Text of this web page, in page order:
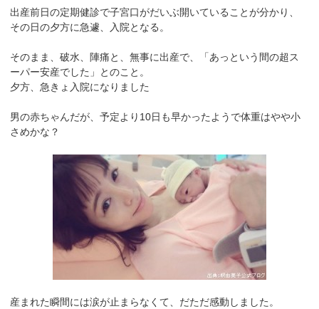
出産前日の定期健診で子宮口がだいぶ開いていることが分かり、
その日の夕方に急遽、入院となる。
そのまま、破水、陣痛と、無事に出産で、「あっという間の超ス
ーパー安産でした」とのこと。
夕方、急きょ入院になりました
男の赤ちゃんだが、予定より10日も早かったようで体重はやや小
さめかな？
産まれた瞬間には涙が止まらなくて、だただ感動しました。